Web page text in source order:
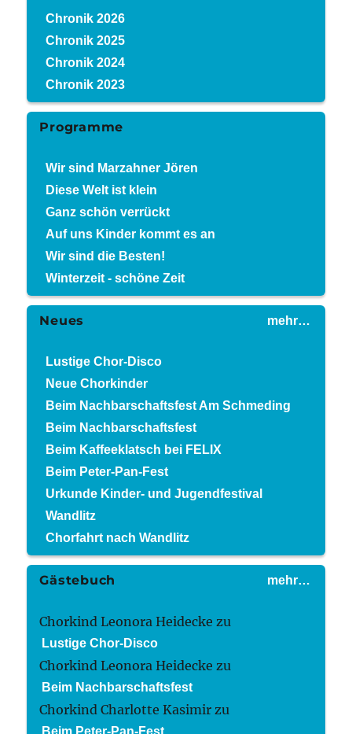
Chronik 2026
Chronik 2025
Chronik 2024
Chronik 2023
Programme
Wir sind Marzahner Jören
Diese Welt ist klein
Ganz schön verrückt
Auf uns Kinder kommt es an
Wir sind die Besten!
Winterzeit - schöne Zeit
mehr…
Neues
Lustige Chor-Disco
Neue Chorkinder
Beim Nachbarschaftsfest Am Schmeding
Beim Nachbarschaftsfest
Beim Kaffeeklatsch bei FELIX
Beim Peter-Pan-Fest
Urkunde Kinder- und Jugendfestival
Wandlitz
Chorfahrt nach Wandlitz
mehr…
Gästebuch
Chorkind Leonora Heidecke zu
Lustige Chor-Disco
Chorkind Leonora Heidecke zu
Beim Nachbarschaftsfest
Chorkind Charlotte Kasimir zu